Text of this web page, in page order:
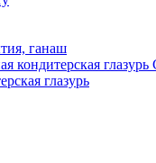
ганаш
кондитерская
глазурь